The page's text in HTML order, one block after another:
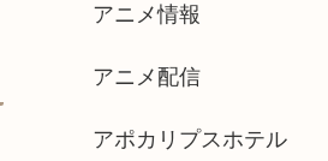
アニメ情報
アニメ配信
アポカリプスホテル